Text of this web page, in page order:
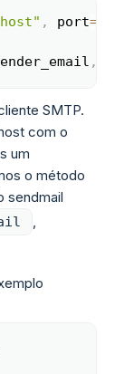
, port=
,
Copy
SMTP.
com o
um
o método
sendmail